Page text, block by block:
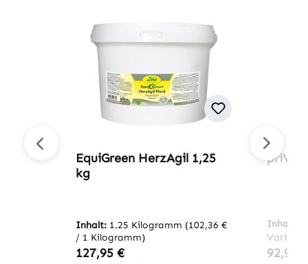
EquiGreen HerzAgil 1,25
kg
Inhalt: 1.25 Kilogramm (102,36 €
/ 1 Kilogramm)
Regulärer Preis:
127,95 €
priVet
Inhalt:
92,95 €